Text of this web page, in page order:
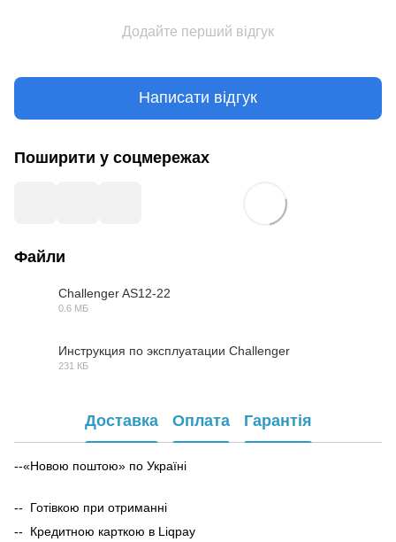
Додайте перший відгук
Написати відгук
Поширити у соцмережах
Файли
Challenger AS12-22
0.6 МБ
Инструкция по эксплуатации Challenger
231 КБ
Доставка Оплата Гарантія
--«Новою поштою» по Україні
-- Готівкою при отриманні
-- Кредитною карткою в Liqpay